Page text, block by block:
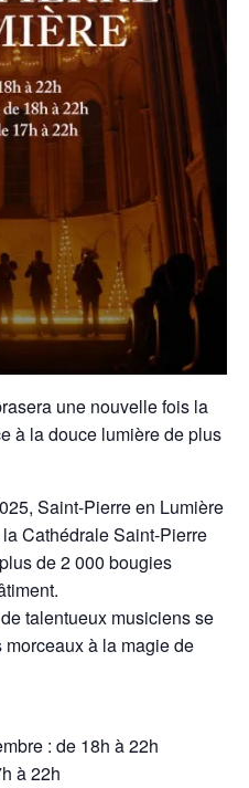
une nouvelle fois la
à la douce lumière de plus
Saint-Pierre en Lumière
Cathédrale Saint-Pierre
de 2 000 bougies
talentueux musiciens se
à la magie de
: de 18h à 22h
à 22h